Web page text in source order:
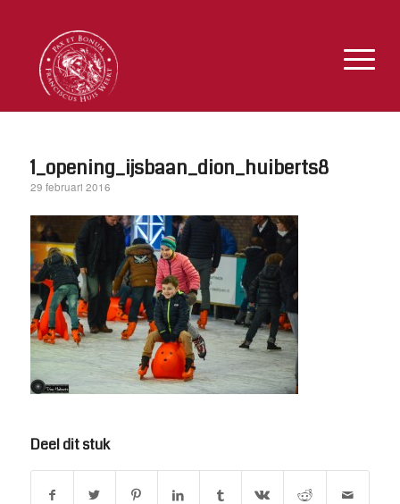
1_opening_ijsbaan_dion_huiberts8
29 februari 2016
Deel dit stuk